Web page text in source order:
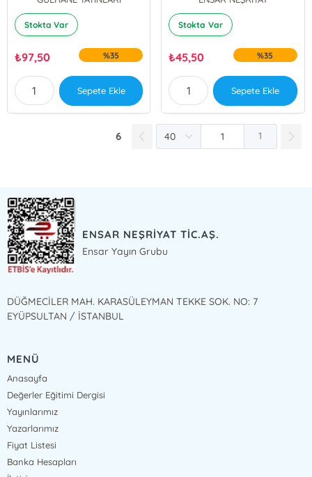
Stokta Var
₺97,50 %35
Sepete Ekle
Stokta Var
₺45,50 %35
Sepete Ekle
6 1
ENSAR NEŞRİYAT TİC.AŞ.
Ensar Yayın Grubu
DÜĞMECİLER MAH. KARASÜLEYMAN TEKKE SOK. NO: 7
EYÜPSULTAN / İSTANBUL
MENÜ
Anasayfa
Değerler Eğitimi Dergisi
Yayınlarımız
Yazarlarımız
Fiyat Listesi
Banka Hesapları